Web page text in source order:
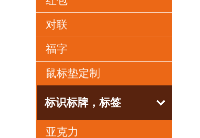
对联
福字
鼠标垫定制
标识标牌，标签
亚克力